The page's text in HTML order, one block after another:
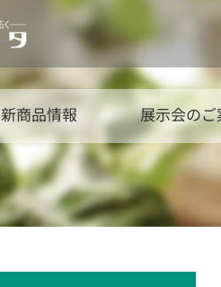
新商品情報 展示会のご